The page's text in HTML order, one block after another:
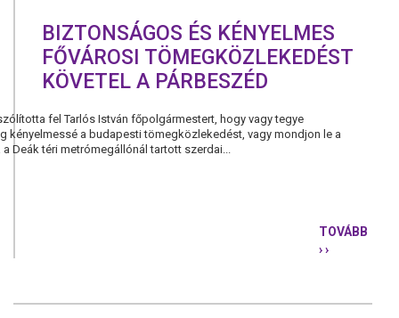
BIZTONSÁGOS ÉS KÉNYELMES
FŐVÁROSI TÖMEGKÖZLEKEDÉST
KÖVETEL A PÁRBESZÉD
fel Tarlós István főpolgármestert, hogy vagy tegye
kényelmessé a budapesti tömegközlekedést, vagy mondjon le a
Deák téri metrómegállónál tartott szerdai...
TOVÁBB
› ›
FŐVÁROSI